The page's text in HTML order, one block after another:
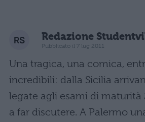
Redazione
Pubblicato il 7 lug 2011
Una tragica, una comica,
incredibili: dalla Sicilia
legate agli esami di maturità
a far discutere. A Palermo